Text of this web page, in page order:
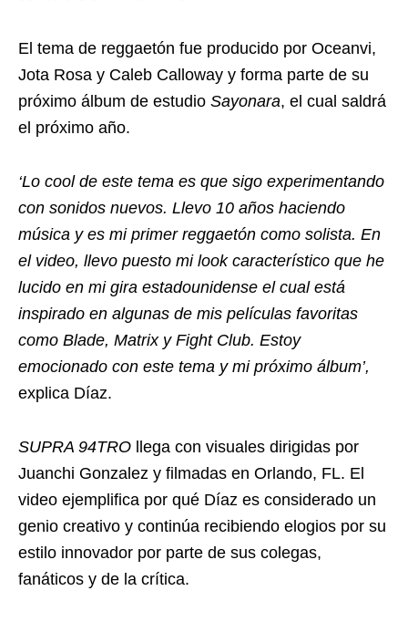
El tema de reggaetón fue producido por Oceanvi,
Jota Rosa y Caleb Calloway y forma parte de su
próximo álbum de estudio Sayonara, el cual saldrá
el próximo año.
‘Lo cool de este tema es que sigo experimentando
con sonidos nuevos. Llevo 10 años haciendo
música y es mi primer reggaetón como solista. En
el video, llevo puesto mi look característico que he
lucido en mi gira estadounidense el cual está
inspirado en algunas de mis películas favoritas
como Blade, Matrix y Fight Club. Estoy
emocionado con este tema y mi próximo álbum’,
explica Díaz.
SUPRA 94TRO llega con visuales dirigidas por
Juanchi Gonzalez y filmadas en Orlando, FL. El
video ejemplifica por qué Díaz es considerado un
genio creativo y continúa recibiendo elogios por su
estilo innovador por parte de sus colegas,
fanáticos y de la crítica.